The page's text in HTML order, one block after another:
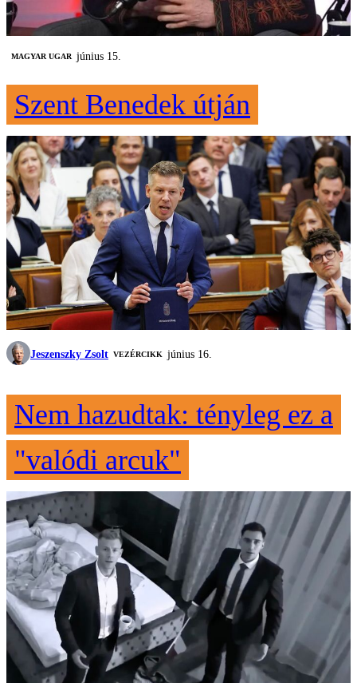
MAGYAR UGAR június 15.
Szent Benedek útján
Jeszenszky Zsolt VEZÉRCIKK június 16.
Nem hazudtak: tényleg ez a
"valódi arcuk"